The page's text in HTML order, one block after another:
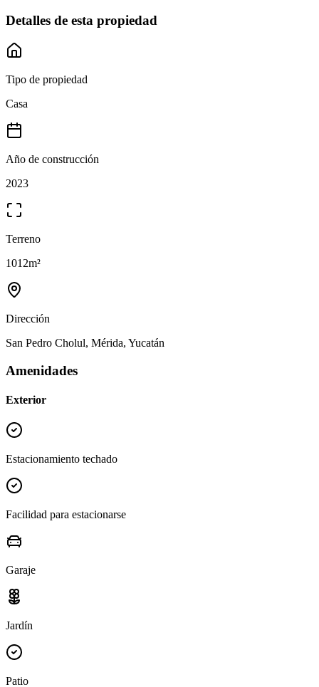
Detalles de esta propiedad
Tipo de propiedad
Casa
Año de construcción
2023
Terreno
1012m²
Dirección
San Pedro Cholul, Mérida, Yucatán
Amenidades
Exterior
Estacionamiento techado
Facilidad para estacionarse
Garaje
Jardín
Patio